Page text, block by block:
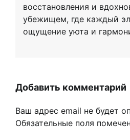
восстановления и
убежищем, где каждый
ощущение уюта и
Добавить комментарий
Ваш адрес email не будет
Обязательные поля